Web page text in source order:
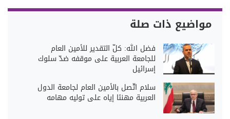
مواضيع ذات صلة
فضل الله: كلّ التقدير للأمين العام
للجامعة العربية على موقفه ضدّ سلوك
إسرائيل
سلام اتّصل بالأمين العام لجامعة الدول
العربية مهنئا إياه على توليه مهامه